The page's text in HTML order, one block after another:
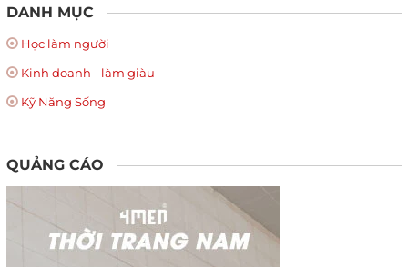
DANH MỤC
Học làm người
Kinh doanh - làm giàu
Kỹ Năng Sống
QUẢNG CÁO